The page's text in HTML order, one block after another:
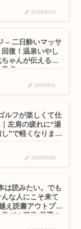
2025/6/14
– 二日酔いマッサ
復！温泉いやし
ゃんが伝える上
意点
2025/6/3
ルフが楽しくて仕
左肩の疲れに“湯
”で軽くなりまし
2025/5/28
は読みたい。でも
な人にこそ来て
え読書アウトプッ
びの源泉 厳選の